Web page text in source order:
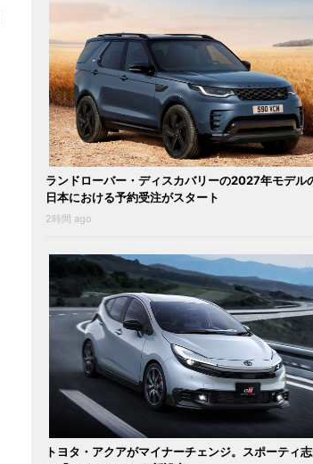
ランドローバー・ディスカバリーの2027年モデル
日本における予約受注がスタート
2時間 ago
トヨタ・アクアがマイナーチェンジ。スポーティ